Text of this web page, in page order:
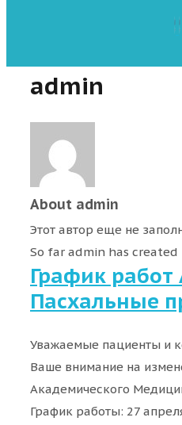
admin
About admin
Этот автор еще не
So far admin has created
График
Пасхальные
Уважаемые пациенты и
Ваше внимание на
Академического
График работы: 27